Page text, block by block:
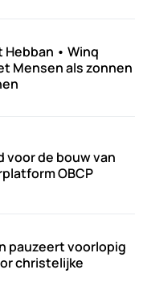
• Winq
Mensen als zonnen
de bouw van
OBCP
pauzeert voorlopig
christelijke